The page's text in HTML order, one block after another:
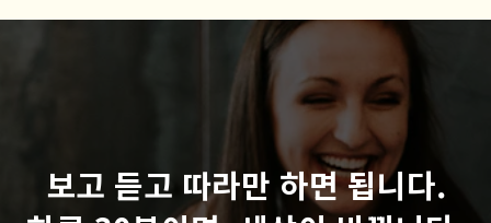
보고 듣고 따라만 하면 됩니다.